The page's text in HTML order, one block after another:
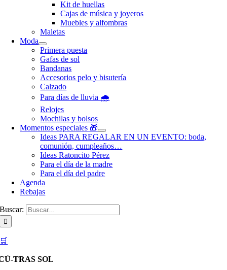
Kit de huellas
Cajas de música y joyeros
Muebles y alfombras
Maletas
Moda
Primera puesta
Gafas de sol
Bandanas
Accesorios pelo y bisutería
Calzado
Para días de lluvia 🌧️
Relojes
Mochilas y bolsos
Momentos especiales 🎁
Ideas PARA REGALAR EN UN EVENTO: boda,
comunión, cumpleaños…
Ideas Ratoncito Pérez
Para el día de la madre
Para el día del padre
Agenda
Rebajas
Buscar:
🛒
TRAS SOL